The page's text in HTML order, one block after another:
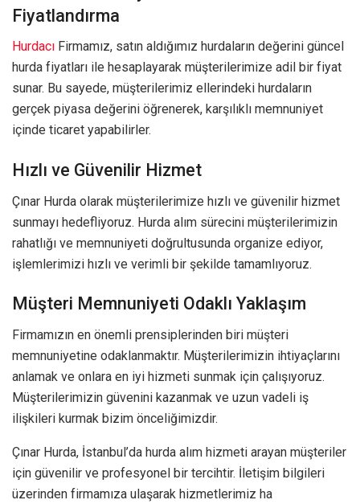
Fiyatlandırma
Hurdacı Firmamız, satın aldığımız hurdaların değerini güncel
hurda fiyatları ile hesaplayarak müşterilerimize adil bir fiyat
sunar. Bu sayede, müşterilerimiz ellerindeki hurdaların
gerçek piyasa değerini öğrenerek, karşılıklı memnuniyet
içinde ticaret yapabilirler.
Hızlı ve Güvenilir Hizmet
Çınar Hurda olarak müşterilerimize hızlı ve güvenilir hizmet
sunmayı hedefliyoruz. Hurda alım sürecini müşterilerimizin
rahatlığı ve memnuniyeti doğrultusunda organize ediyor,
işlemlerimizi hızlı ve verimli bir şekilde tamamlıyoruz.
Müşteri Memnuniyeti Odaklı Yaklaşım
Firmamızın en önemli prensiplerinden biri müşteri
memnuniyetine odaklanmaktır. Müşterilerimizin ihtiyaçlarını
anlamak ve onlara en iyi hizmeti sunmak için çalışıyoruz.
Müşterilerimizin güvenini kazanmak ve uzun vadeli iş
ilişkileri kurmak bizim önceliğimizdir.
Çınar Hurda, İstanbul’da hurda alım hizmeti arayan müşteriler
için güvenilir ve profesyonel bir tercihtir. İletişim bilgileri
üzerinden firmamıza ulaşarak hizmetlerimiz ha